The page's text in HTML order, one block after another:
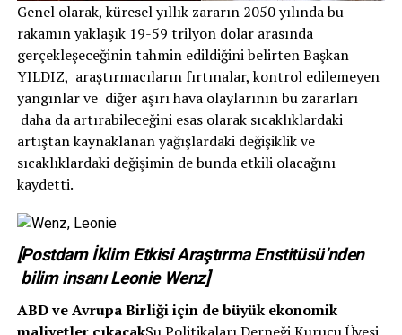
Genel olarak, küresel yıllık zararın 2050 yılında bu
rakamın yaklaşık 19-59 trilyon dolar arasında
gerçekleşeceğinin tahmin edildiğini belirten Başkan
YILDIZ, araştırmacıların fırtınalar, kontrol edilemeyen
yangınlar ve diğer aşırı hava olaylarının bu zararları
daha da artırabileceğini esas olarak sıcaklıklardaki
artıştan kaynaklanan yağışlardaki değişiklik ve
sıcaklıklardaki değişimin de bunda etkili olacağını
kaydetti.
[Postdam İklim Etkisi Araştırma Enstitüsü’nden
bilim insanı Leonie Wenz]
ABD ve Avrupa Birliği için de büyük ekonomik